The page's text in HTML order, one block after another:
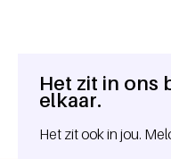
Algemene
Het zit in ons
elkaar.
Het zit ook in jou.